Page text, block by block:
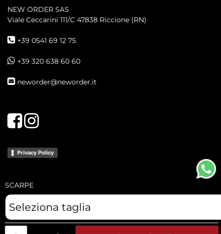
SCARPE
NEW ORDER SAS
Viale Ceccarini 111/C 47838 Riccione (RN)
+39 0541 69 12 75
+39 320 638 60 60
neworder@neworder.it
FacebookInstagram
Privacy Policy
Powered by
Designed by Overview S.r.l.